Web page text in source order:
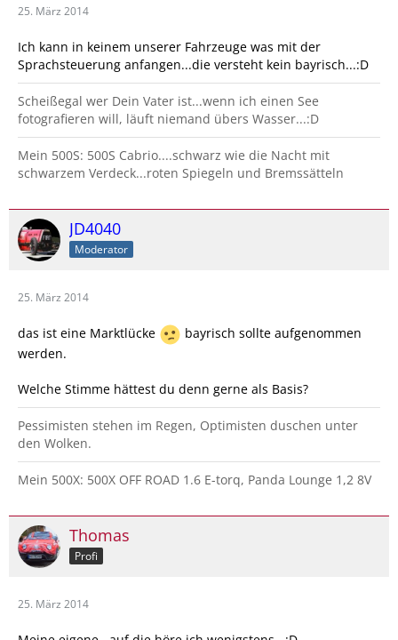
25. März 2014
Ich kann in keinem unserer Fahrzeuge was mit der
Sprachsteuerung anfangen...die versteht kein bayrisch...:D
Scheißegal wer Dein Vater ist...wenn ich einen See
fotografieren will, läuft niemand übers Wasser...:D
Mein 500S: 500S Cabrio....schwarz wie die Nacht mit
schwarzem Verdeck...roten Spiegeln und Bremssätteln
JD4040
Moderator
25. März 2014
das ist eine Marktlücke
bayrisch sollte aufgenommen
werden.
Welche Stimme hättest du denn gerne als Basis?
Pessimisten stehen im Regen, Optimisten duschen unter
den Wolken.
Mein 500X: 500X OFF ROAD 1.6 E-torq, Panda Lounge 1,2 8V
Thomas
Profi
25. März 2014